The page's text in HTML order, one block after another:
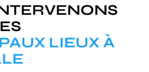
LIEUX À